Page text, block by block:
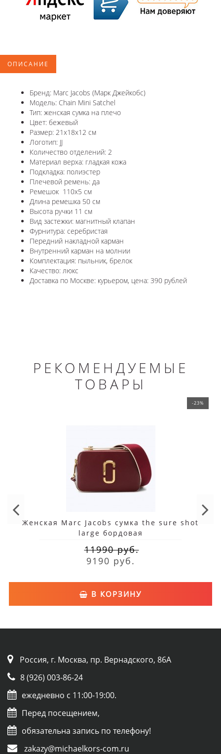
ОПИСАНИЕ
Бренд: Marc Jacobs (Марк Джейкобс)
Модель: Chain Mini Satchel
Тип: женская сумка на плечо
Цвет: бежевый
Размер: 21х18х12 см
Логотип: JJ
Количество отделений: 2
Материал верха: гладкая кожа
Подкладка: полиэстер
Плечевой ремень: да
Ремешок 110x5 см
Длина ремешка 50 см
Высота ручки 11 см
Вид застежки: магнитный клапан
Фурнитура: серебристая
Передний накладной карман
Внутренний карман на молнии
Комплектация: пыльник, брелок
Качество: люкс
Доставка по Москве: курьером, цена: 390 рублей
РЕКОМЕНДУЕМЫЕ
ТОВАРЫ
-23%
Женская Marc Jacobs сумка the sure shot
large бордовая
11990 руб.
9190 руб.
В КОРЗИНУ
Россия, г. Москва, пр. Вернадского, 86А
8 (926) 003-86-24
ежедневно с 11:00-19:00.
Перед посещением,
обязательна запись по телефону!
zakazy@michaelkors-com.ru